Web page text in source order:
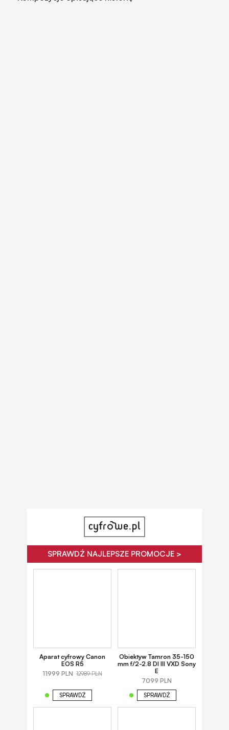
SPRAWDŹ NAJLEPSZE PROMOCJE >
Aparat cyfrowy Canon
EOS R5
11999 PLN 12989 PLN
SPRAWDŹ
Obiektyw Tamron 35-150
mm f/2-2.8 DI III VXD Sony
E
7099 PLN
SPRAWDŹ